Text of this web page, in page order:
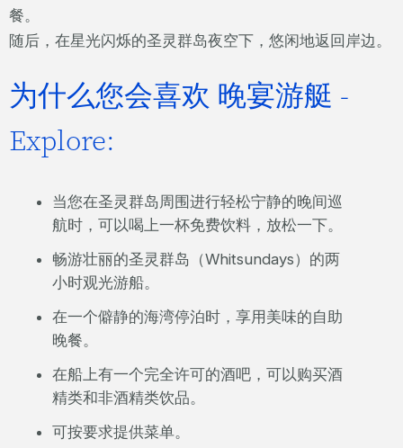
餐。
随后，在星光闪烁的圣灵群岛夜空下，悠闲地返回岸边。
为什么您会喜欢 晚宴游艇 -
Explore:
当您在圣灵群岛周围进行轻松宁静的晚间巡
航时，可以喝上一杯免费饮料，放松一下。
畅游壮丽的圣灵群岛（Whitsundays）的两
小时观光游船。
在一个僻静的海湾停泊时，享用美味的自助
晚餐。
在船上有一个完全许可的酒吧，可以购买酒
精类和非酒精类饮品。
可按要求提供菜单。